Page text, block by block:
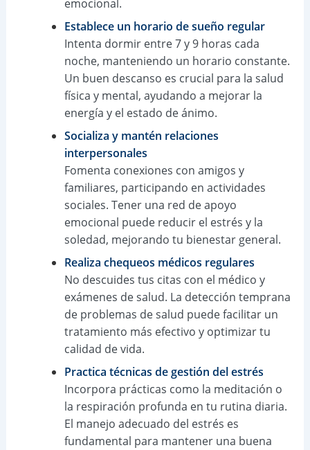
emocional.
Establece un horario de sueño regular
Intenta dormir entre 7 y 9 horas cada
noche, manteniendo un horario constante.
Un buen descanso es crucial para la salud
física y mental, ayudando a mejorar la
energía y el estado de ánimo.
Socializa y mantén relaciones
interpersonales
Fomenta conexiones con amigos y
familiares, participando en actividades
sociales. Tener una red de apoyo
emocional puede reducir el estrés y la
soledad, mejorando tu bienestar general.
Realiza chequeos médicos regulares
No descuides tus citas con el médico y
exámenes de salud. La detección temprana
de problemas de salud puede facilitar un
tratamiento más efectivo y optimizar tu
calidad de vida.
Practica técnicas de gestión del estrés
Incorpora prácticas como la meditación o
la respiración profunda en tu rutina diaria.
El manejo adecuado del estrés es
fundamental para mantener una buena